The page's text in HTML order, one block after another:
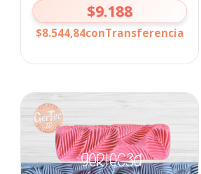
$9.188
$8.544,84conTransferencia